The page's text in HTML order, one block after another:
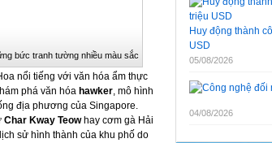
bức tranh tường nhiều màu sắc
nổi tiếng với văn hóa ẩm thực
phá văn hóa hawker, mô hình
địa phương của Singapore.
Char Kway Teowhay cơm gà Hải
sử hình thành của khu phố do
Huy động thành
USD
05/08/2026
04/08/2026